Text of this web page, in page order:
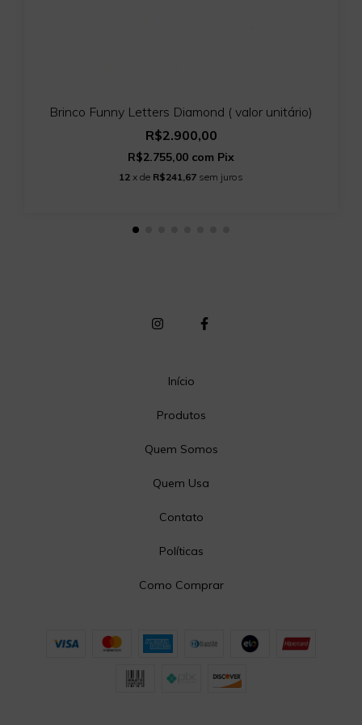
Brinco Funny Letters Diamond ( valor unitário)
R$2.900,00
R$2.755,00 com Pix
12 x de R$241,67 sem juros
Início
Produtos
Quem Somos
Quem Usa
Contato
Políticas
Como Comprar